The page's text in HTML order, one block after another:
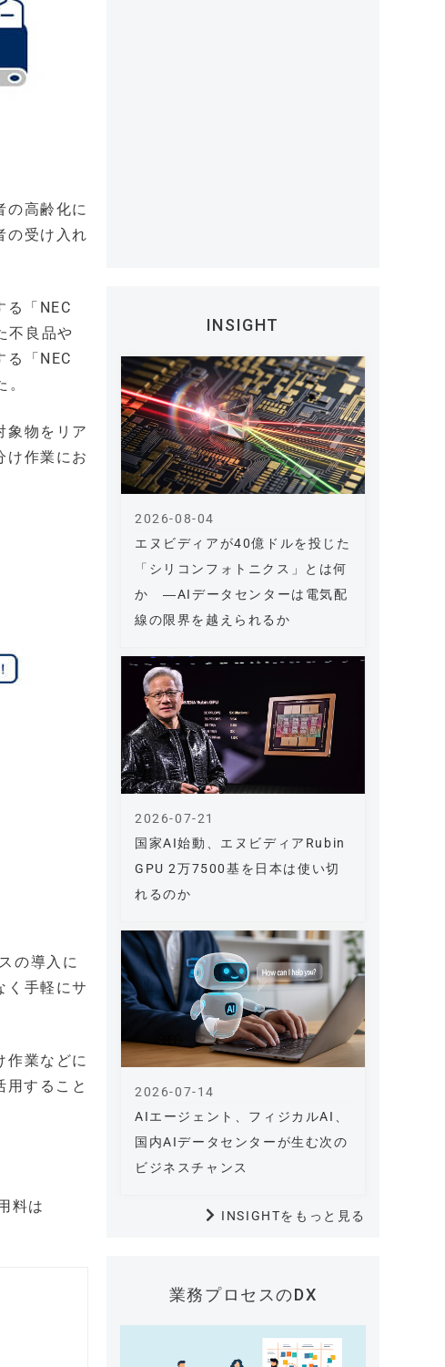
の高齢化に
の受け入れ
る「NEC
不良品や
る「NEC
象物をリア
け作業にお
の導入に
く手軽にサ
作業などに
すること
料は
INSIGHT
エヌビディアが40億ドルを投じた
「シリコンフォトニクス」とは何
か ―AIデータセンターは電気配
線の限界を越えられるか
2026-08-04
国家AI始動、エヌビディアRubin
GPU 2万7500基を日本は使い切
れるのか
2026-07-21
AIエージェント、フィジカルAI、
国内AIデータセンターが生む次の
ビジネスチャンス
2026-07-14
INSIGHTをもっと見る
業務プロセスのDX